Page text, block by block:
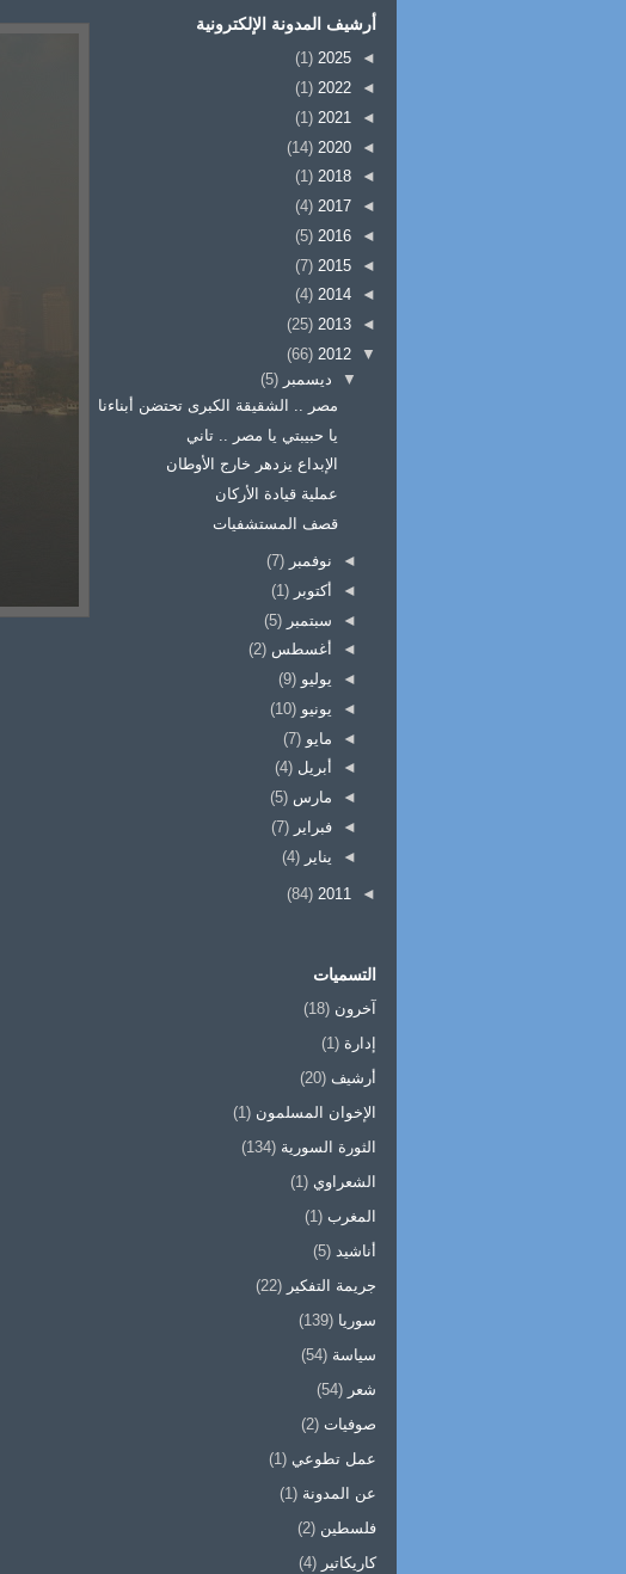
أرشيف المدونة الإلكترونية
◄
2025
(1)
◄
2022
(1)
◄
2021
(1)
◄
2020
(14)
◄
2018
(1)
◄
2017
(4)
◄
2016
(5)
◄
2015
(7)
◄
2014
(4)
◄
2013
(25)
▼
2012
(66)
▼ ديسمبر (5)
مصر .. الشقيقة الكبرى تحتضن أبناءنا
يا حبيبتي يا مصر .. تاني
الإبداع يزدهر خارج الأوطان
عملية قيادة الأركان
قصف المستشفيات
◄ نوفمبر (7)
◄
أكتوبر (1)
◄ سبتمبر (5)
◄
أغسطس (2)
◄ يوليو (9)
◄ يونيو (10)
◄ مايو (7)
◄
أبريل (4)
◄ مارس (5)
◄ فبراير (7)
◄ يناير (4)
◄
2011
(84)
التسميات
آخرون (18)
إدارة (1)
أرشيف (20)
الإخوان المسلمون (1)
الثورة السورية (134)
الشعراوي (1)
المغرب (1)
أناشيد (5)
جريمة التفكير (22)
سوريا (139)
سياسة (54)
شعر (54)
صوفيات (2)
عمل تطوعي (1)
عن المدونة (1)
فلسطين (2)
كاريكاتير (4)